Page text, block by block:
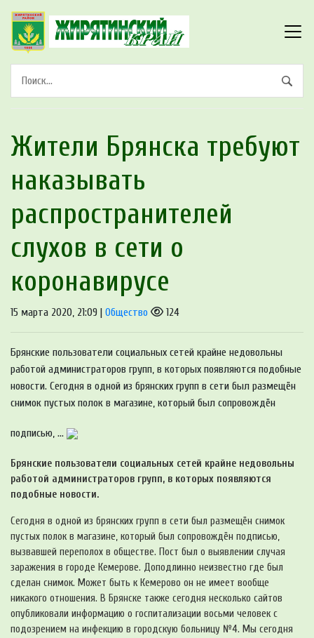
Жители Брянска требуют
наказывать
распространителей
слухов в сети о
коронавирусе
15 марта 2020, 21:09 | Общество 124
Брянские пользователи социальных сетей крайне недовольны
работой администраторов групп, в которых появляются подобные
новости. Сегодня в одной из брянских групп в сети был размещён
снимок пустых полок в магазине, который был сопровождён
подписью, ...
Брянские пользователи социальных сетей крайне недовольны
работой администраторов групп, в которых появляются
подобные новости.
Сегодня в одной из брянских групп в сети был размещён снимок
пустых полок в магазине, который был сопровождён подписью,
вызвавшей переполох в обществе. Пост был о выявлении случая
заражения в городе Кемерове. Доподлинно неизвестно где был
сделан снимок. Может быть к Кемерово он не имеет вообще
никакого отношения. В Брянске также сегодня несколько сайтов
опубликовали информацию о госпитализации восьми человек с
подозрением на инфекцию в городскую больницу №4. Мы сегодня